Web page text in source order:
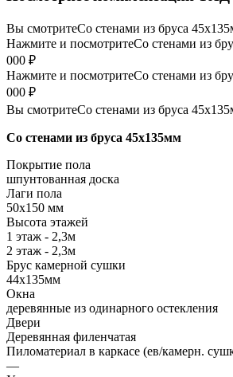
Вы смотритеСо стенами из бруса
Нажмите и посмотритеСо стенами из
000 ₽
Нажмите и посмотритеСо стенами из
000 ₽
Вы смотритеСо стенами из бруса
Со стенами из бруса 45х135мм
Покрытие пола
шпунтованная доска
Лаги пола
50х150 мм
Высота этажей
1 этаж - 2,3м
2 этаж - 2,3м
Брус камерной сушки
44х135мм
Окна
деревянные из одинарного остекления
Двери
Деревянная филенчатая
Пиломатериал в каркасе (ев/камерн.
—